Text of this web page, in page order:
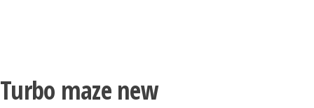
Turbo maze new